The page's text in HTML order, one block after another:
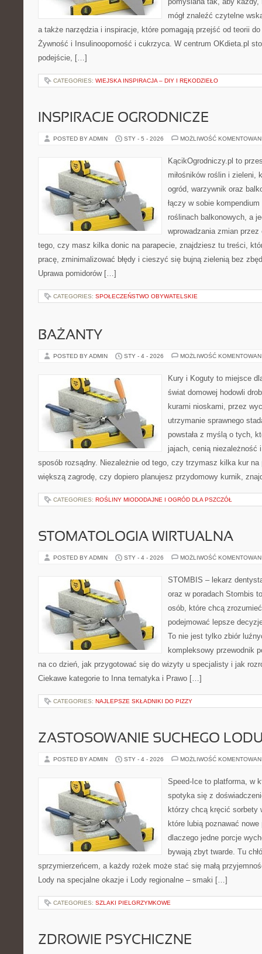
mógł znaleźć czytelne
a także narzędzia i inspiracje, które pomagają przejść od teorii
Żywność i Insulinooporność i cukrzyca. W centrum OKdieta.pl
podejście, […]
CATEGORIES: WIEJSKA INSPIRACJA – DIY I RĘKODZIEŁO
INSPIRACJE OGRODNICZE
POSTED BY ADMIN STY - 5 - 2026 MOŻLIWOŚĆ
KącikOgrodniczy.pl to
miłośników roślin i zieleni,
ogród, warzywnik oraz
łączy w sobie
roślinach balkonowych, a
wprowadzania zmian przez
tego, czy masz kilka donic na parapecie, znajdziesz tu treści,
pracę, zminimalizować błędy i cieszyć się bujną zielenią bez
Uprawa pomidorów […]
CATEGORIES: SPOŁECZEŃSTWO OBYWATELSKIE
BAŻANTY
POSTED BY ADMIN STY - 4 - 2026 MOŻLIWOŚĆ
Kury i Koguty to miejsce
świat domowej hodowli
kurami nioskami, przez
utrzymanie sprawnego
powstała z myślą o tych,
jajach, cenią niezależność
sposób rozsądny. Niezależnie od tego, czy trzymasz kilka kur na
większą zagrodę, czy dopiero planujesz przydomowy kurnik,
CATEGORIES: ROŚLINY MIODODAJNE I OGRÓD DLA PSZCZÓŁ
STOMATOLOGIA WIRTUALNA
POSTED BY ADMIN STY - 4 - 2026 MOŻLIWOŚĆ
STOMBIS – lekarz
oraz w poradach Stombis
osób, które chcą
podejmować lepsze
To nie jest tylko zbiór
kompleksowy przewodnik
na co dzień, jak przygotować się do wizyty u specjalisty i jak
Ciekawe kategorie to Inna tematyka i Prawo […]
CATEGORIES: NAJLEPSZE SKŁADNIKI DO PIZZY
ZASTOSOWANIE SUCHEGO
POSTED BY ADMIN STY - 4 - 2026 MOŻLIWOŚĆ
Speed-Ice to platforma, w
spotyka się z
którzy chcą kręcić sorbety
które lubią poznawać
dlaczego jedne porcje
bywają zbyt twarde. Tu
sprzymierzeńcem, a każdy rożek może stać się małą
Lody na specjalne okazje i Lody regionalne – smaki […]
CATEGORIES: SZLAKI PIELGRZYMKOWE
ZDROWIE PSYCHICZNE